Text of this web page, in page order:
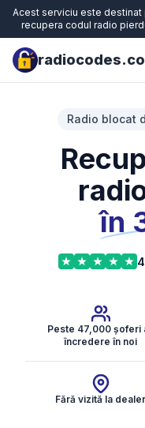
Acest serviciu este
recupera codul radio
radiocodes.co
Radio blocat
în
Peste 47,000 șoferi
încredere în noi
Fără vizită la dealer